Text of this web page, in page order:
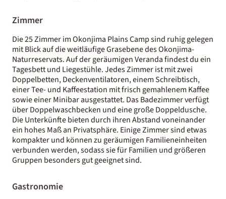
Zimmer
Die 25 Zimmer im Okonjima Plains Camp sind ruhig gelegen
mit Blick auf die weitläufige Grasebene des Okonjima-
Naturreservats. Auf der geräumigen Veranda findest du ein
Tagesbett und Liegestühle. Jedes Zimmer ist mit zwei
Doppelbetten, Deckenventilatoren, einem Schreibtisch,
einer Tee- und Kaffeestation mit frisch gemahlenem Kaffee
sowie einer Minibar ausgestattet. Das Badezimmer verfügt
über Doppelwaschbecken und eine große Doppeldusche.
Die Unterkünfte bieten durch ihren Abstand voneinander
ein hohes Maß an Privatsphäre. Einige Zimmer sind etwas
kompakter und können zu geräumigen Familieneinheiten
verbunden werden, sodass sie für Familien und größeren
Gruppen besonders gut geeignet sind.
Gastronomie